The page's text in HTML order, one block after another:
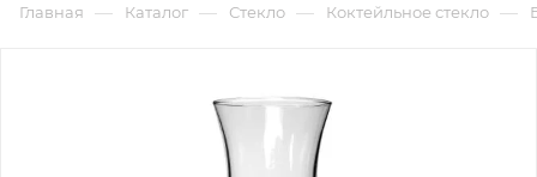
Главная — Каталог — Стекло — Коктейльное стекло —